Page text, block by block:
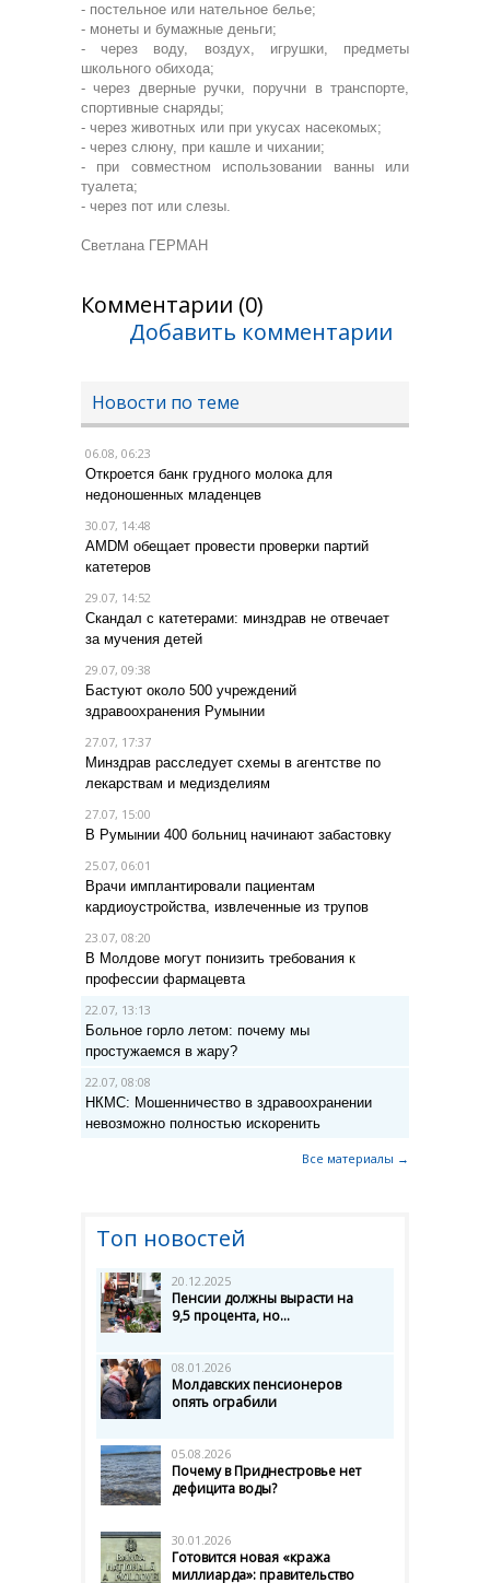
- постельное или нательное белье;
- монеты и бумажные деньги;
- через воду, воздух, игрушки, предметы
школьного обихода;
- через дверные ручки, поручни в транспорте,
спортивные снаряды;
- через животных или при укусах насекомых;
- через слюну, при кашле и чихании;
- при совместном использовании ванны или
туалета;
- через пот или слезы.
Светлана ГЕРМАН
Комментарии (0)
Добавить комментарии
Новости по теме
06.08, 06:23
Откроется банк грудного молока для
недоношенных младенцев
30.07, 14:48
AMDM обещает провести проверки партий
катетеров
29.07, 14:52
Скандал с катетерами: минздрав не отвечает
за мучения детей
29.07, 09:38
Бастуют около 500 учреждений
здравоохранения Румынии
27.07, 17:37
Минздрав расследует схемы в агентстве по
лекарствам и медизделиям
27.07, 15:00
В Румынии 400 больниц начинают забастовку
25.07, 06:01
Врачи имплантировали пациентам
кардиоустройства, извлеченные из трупов
23.07, 08:20
В Молдове могут понизить требования к
профессии фармацевта
22.07, 13:13
Больное горло летом: почему мы
простужаемся в жару?
22.07, 08:08
НКМС: Мошенничество в здравоохранении
невозможно полностью искоренить
Все материалы →
Топ новостей
20.12.2025
Пенсии должны вырасти на
9,5 процента, но...
08.01.2026
Молдавских пенсионеров
опять ограбили
05.08.2026
Почему в Приднестровье нет
дефицита воды?
30.01.2026
Готовится новая «кража
миллиарда»: правительство